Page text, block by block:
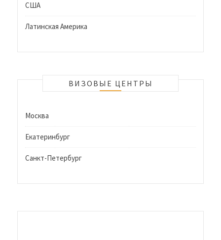
США
Латинская Америка
ВИЗОВЫЕ ЦЕНТРЫ
Москва
Екатеринбург
Санкт-Петербург